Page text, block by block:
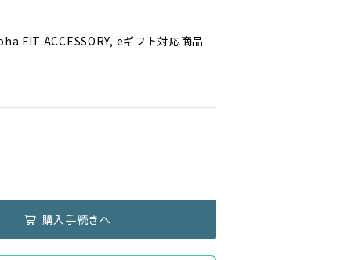
FIT ACCESSORY, eギフト対応商品
購入手続きへ